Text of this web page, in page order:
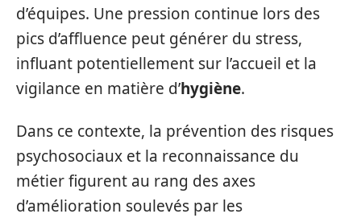
d’équipes. Une pression continue lors des
pics d’affluence peut générer du stress,
influant potentiellement sur l’accueil et la
vigilance en matière d’hygiène.
Dans ce contexte, la prévention des risques
psychosociaux et la reconnaissance du
métier figurent au rang des axes
d’amélioration soulevés par les